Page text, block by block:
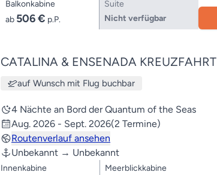
Balkonkabine
ab 506 € p.P.
Suite
Nicht verfügbar
CATALINA & ENSENADA KREUZFAHRT
auf Wunsch mit Flug buchbar
4 Nächte an Bord der Quantum of the Seas
Aug. 2026 - Sept. 2026(2 Termine)
Routenverlauf ansehen
Unbekannt → Unbekannt
Innenkabine
Meerblickkabine